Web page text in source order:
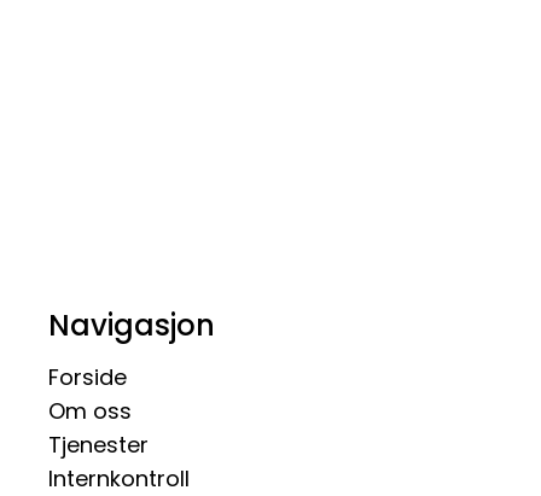
Navigasjon
Forside
Om oss
Tjenester
Internkontroll